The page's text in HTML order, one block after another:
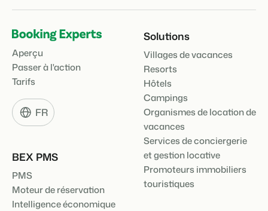
Présentation de Booking Experts
Découvrez les possibilités infinies de la plateforme Booking
Experts
Pour les Parcs de Vacances
Découvrez les avantages de Booking Experts pour un parc
de vacances
Pour les Groupes
Découvrez les avantages de Booking Experts pour un
Aperçu
Passer à l'action
Tarifs
FR
BEX PMS
PMS
Moteur de réservation
Intelligence économique
Solutions
Villages de vacances
Resorts
Hôtels
Campings
Organismes de location de
vacances
Services de conciergerie
et gestion locative
Promoteurs immobiliers
touristiques